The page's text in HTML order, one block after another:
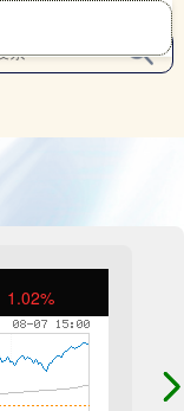
1.02%